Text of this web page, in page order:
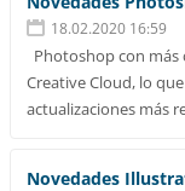
18.02.2020 16:59
Photoshop con
Creative Cloud, lo
actualizaciones más
Novedades